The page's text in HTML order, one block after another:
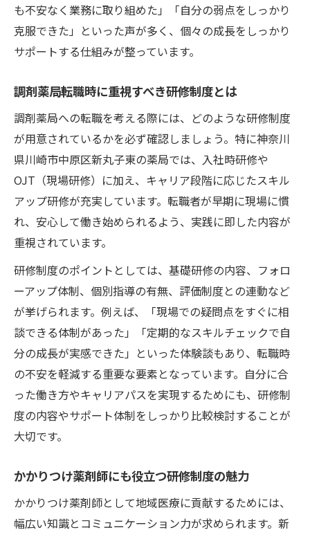
キャリア不安を解消する研修と評価の関係
調剤薬局での実践を生かす評価と研修制度
転職希望者も納得できる評価制度のポイン
ト
研修制度が描く薬剤師の未来像と地域貢献
地域医療を支える薬剤師研修制度の重要性
調剤薬局勤務が広げる地域での役割と成長
かかりつけ薬剤師への成長を研修制度で実
現
将来像を具体化する研修制度とサポート体
制
も不安なく業務に取り組めた」「自分の弱点をしっかり
克服できた」といった声が多く、個々の成長をしっかり
サポートする仕組みが整っています。
調剤薬局転職時に重視すべき研修制度とは
調剤薬局への転職を考える際には、どのような研修制度
が用意されているかを必ず確認しましょう。特に神奈川
県川崎市中原区新丸子東の薬局では、入社時研修や
OJT（現場研修）に加え、キャリア段階に応じたスキル
アップ研修が充実しています。転職者が早期に現場に慣
れ、安心して働き始められるよう、実践に即した内容が
重視されています。
研修制度のポイントとしては、基礎研修の内容、フォロ
ーアップ体制、個別指導の有無、評価制度との連動など
が挙げられます。例えば、「現場での疑問点をすぐに相
談できる体制があった」「定期的なスキルチェックで自
分の成長が実感できた」といった体験談もあり、転職時
の不安を軽減する重要な要素となっています。自分に合
った働き方やキャリアパスを実現するためにも、研修制
度の内容やサポート体制をしっかり比較検討することが
大切です。
かかりつけ薬剤師にも役立つ研修制度の魅力
かかりつけ薬剤師として地域医療に貢献するためには、
幅広い知識とコミュニケーション力が求められます。新